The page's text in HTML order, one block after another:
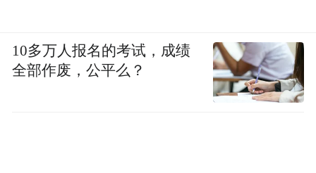
10多万人报名的考试，成绩
全部作废，公平么？